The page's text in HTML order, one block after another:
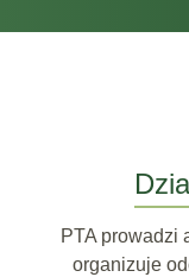
PTA prowadzi
organizuje